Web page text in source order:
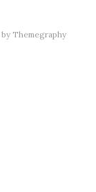
by Themegraphy